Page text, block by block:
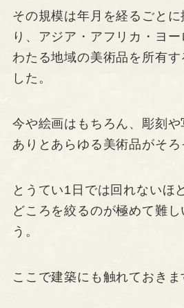
その規模は年月を経るごと
り、アジア・アフリカ・ヨ
わたる地域の美術品を所有す
した。
今や絵画はもちろん、彫刻や
ありとあらゆる美術品がそろ
とうてい1日では回れないほ
どころを絞るのが極めて難し
う。
ここで建築にも触れておきま